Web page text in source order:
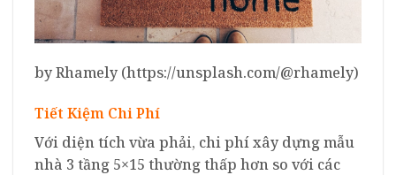
by Rhamely (https://unsplash.com/@rhamely)
Tiết Kiệm Chi Phí
Với diện tích vừa phải, chi phí xây dựng mẫu
nhà 3 tầng 5×15 thường thấp hơn so với các